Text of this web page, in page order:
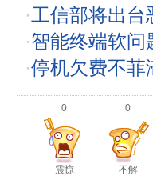
·工信部将出台
·智能终端软问
·停机欠费不菲
0
震惊
0
不解